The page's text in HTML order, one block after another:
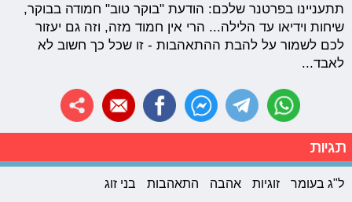
תתעניינו בפרטנר שלכם: הודעת "בוקר טוב" חמודה בבוקר,
שיחות וידיאו עד הלילה... הרי אין חמוד מזה, וזה גם יעזור
לכם לשמור על להבת ההתאהבות - זו שכל כך חשוב לא
לאבד...
תגיות
ל"ג בעומר זוגיות אהבה התאהבות בני זוג